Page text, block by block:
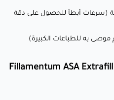
تضيف لمسة من الأناقة
30-50 ملم/ثانية (سرعات أبطأ للحصول على دقة
أطلق العنان لإبداعك مع Fillamentum ASA Extrafill